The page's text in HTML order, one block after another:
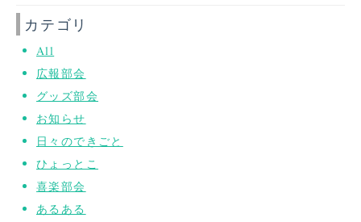
カテゴリ
All
広報部会
グッズ部会
お知らせ
日々のできごと
ひょっとこ
喜楽部会
あるある